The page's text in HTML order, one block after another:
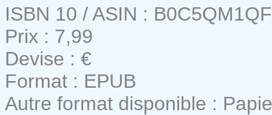
ISBN 10 / ASIN :
Prix : 7,99
Devise : €
Format : EPUB
Autre format disponible :